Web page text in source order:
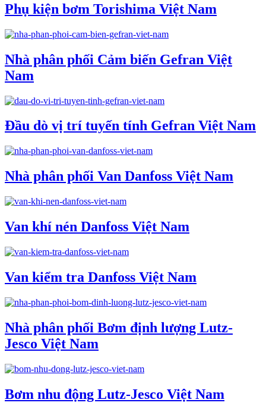
Phụ kiện bơm Torishima Việt Nam
Nhà phân phối Cảm biến Gefran Việt
Nam
Đầu dò vị trí tuyến tính Gefran Việt Nam
Nhà phân phối Van Danfoss Việt Nam
Van khí nén Danfoss Việt Nam
Van kiểm tra Danfoss Việt Nam
Nhà phân phối Bơm định lượng Lutz-
Jesco Việt Nam
Bơm nhu động Lutz-Jesco Việt Nam